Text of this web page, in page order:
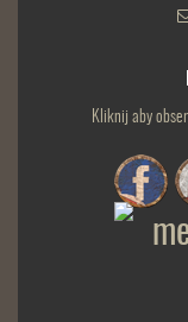
Kliknij aby